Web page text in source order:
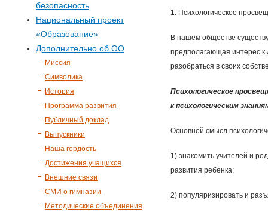
1. Психологическое
В нашем обществе
предполагающая интерес к
разобраться в своих
Психологическое
к психологическим
Основной смысл
1) знакомить учителей и
развития ребенка;
2) популяризировать и
безопасность
Национальный проект
«Образование»
Дополнительно об ОО
Миссия
Символика
История
Программа развития
Публичный доклад
Выпускники
Наша гордость
Достижения учащихся
Внешние связи
СМИ о гимназии
Методические объединения